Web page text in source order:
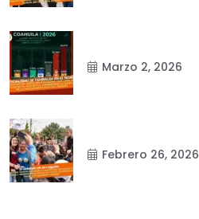
Marzo 2, 2026
Febrero 26, 2026